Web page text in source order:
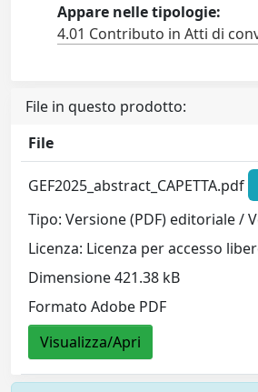
Appare nelle tipologie:
4.01 Contributo in Atti di
File in questo prodotto:
File
GEF2025_abstract_CAPETTA.pdf
Tipo: Versione (PDF) editoriale /
Licenza: Licenza per accesso
Dimensione 421.38 kB
Formato Adobe PDF
Visualizza/Apri